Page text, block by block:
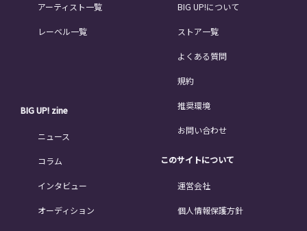
アーティスト一覧
レーベル一覧
BIG UP! zine
ニュース
コラム
インタビュー
オーディション
BIG UP!について
ストア一覧
よくある質問
規約
推奨環境
お問い合わせ
このサイトについて
運営会社
個人情報保護方針